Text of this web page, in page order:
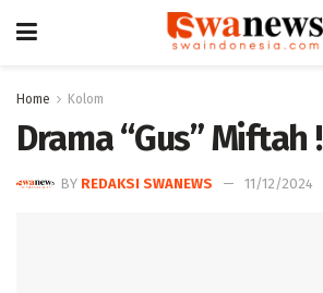
Home Kolom
Drama “Gus” Miftah !
BY REDAKSI SWANEWS 11/12/2024